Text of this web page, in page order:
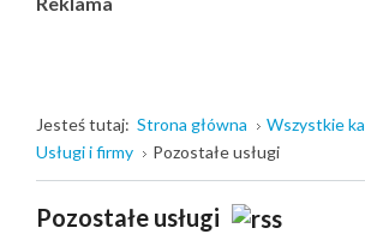
Jesteś tutaj: Strona główna
Wszystkie
Usługi i firmy
Pozostałe usługi
Pozostałe usługi